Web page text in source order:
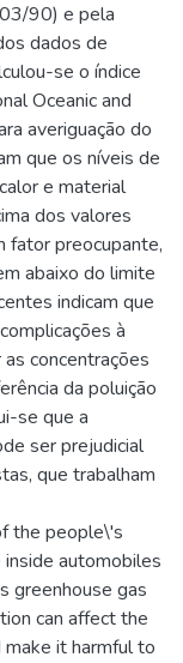
90) e pela
dados de
se o índice
Oceanic and
averiguação do
que os níveis de
e material
dos valores
fator preocupante,
abaixo do limite
indicam que
à
concentrações
da poluição
se que a
ser prejudicial
que trabalham
the people\'s
automobiles
greenhouse gas
can affect the
it harmful to